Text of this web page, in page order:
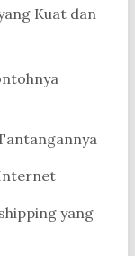
Kuat dan
yang